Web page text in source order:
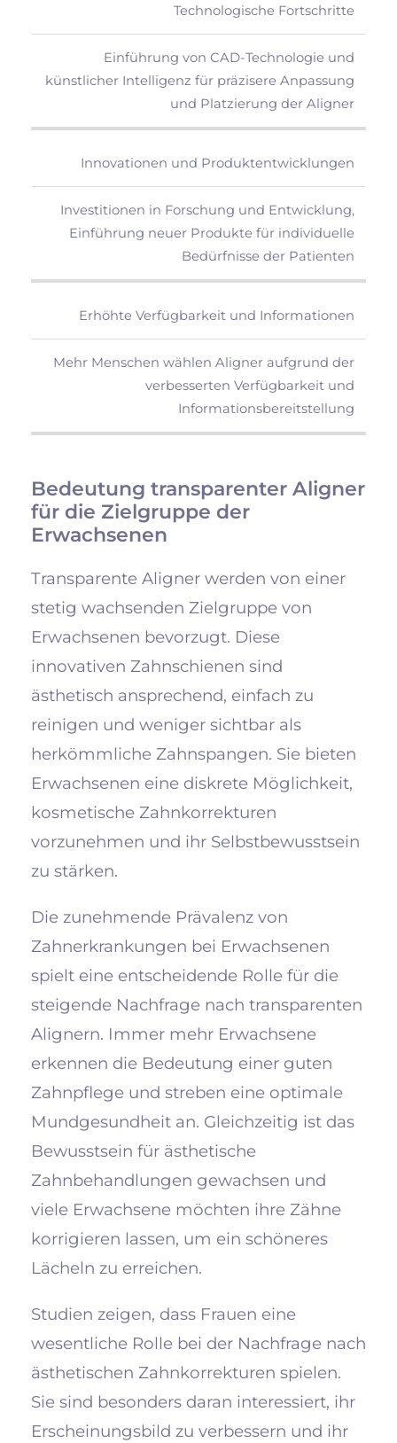
Technologische Fortschritte
Einführung von CAD-Technologie und
künstlicher Intelligenz für präzisere Anpassung
und Platzierung der Aligner
Innovationen und Produktentwicklungen
Investitionen in Forschung und Entwicklung,
Einführung neuer Produkte für individuelle
Bedürfnisse der Patienten
Erhöhte Verfügbarkeit und Informationen
Mehr Menschen wählen Aligner aufgrund der
verbesserten Verfügbarkeit und
Informationsbereitstellung
Bedeutung transparenter Aligner
für die Zielgruppe der
Erwachsenen
Transparente Aligner werden von einer
stetig wachsenden Zielgruppe von
Erwachsenen bevorzugt. Diese
innovativen Zahnschienen sind
ästhetisch ansprechend, einfach zu
reinigen und weniger sichtbar als
herkömmliche Zahnspangen. Sie bieten
Erwachsenen eine diskrete Möglichkeit,
kosmetische Zahnkorrekturen
vorzunehmen und ihr Selbstbewusstsein
zu stärken.
Die zunehmende Prävalenz von
Zahnerkrankungen bei Erwachsenen
spielt eine entscheidende Rolle für die
steigende Nachfrage nach transparenten
Alignern. Immer mehr Erwachsene
erkennen die Bedeutung einer guten
Zahnpflege und streben eine optimale
Mundgesundheit an. Gleichzeitig ist das
Bewusstsein für ästhetische
Zahnbehandlungen gewachsen und
viele Erwachsene möchten ihre Zähne
korrigieren lassen, um ein schöneres
Lächeln zu erreichen.
Studien zeigen, dass Frauen eine
wesentliche Rolle bei der Nachfrage nach
ästhetischen Zahnkorrekturen spielen.
Sie sind besonders daran interessiert, ihr
Erscheinungsbild zu verbessern und ihr